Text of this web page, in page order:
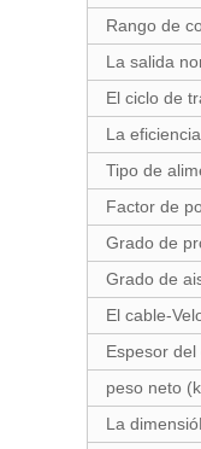
Rango de
La salida
El ciclo de
La
Tipo de
Factor de
Grado de
Grado de
El cable-
Espesor
peso neto
La